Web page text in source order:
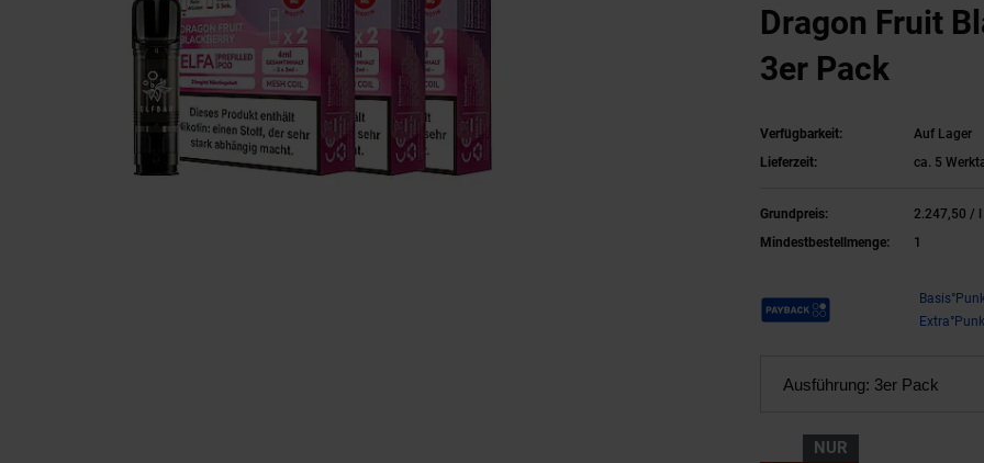
Dragon Fruit
3er Pack
Verfügbarkeit:
Auf Lager
Lieferzeit:
ca. 5
Grundpreis: 2.247,50 / l
Mindestbestellmenge:
1
Payback Punkte
Ausführung: 3er Pack
NUR